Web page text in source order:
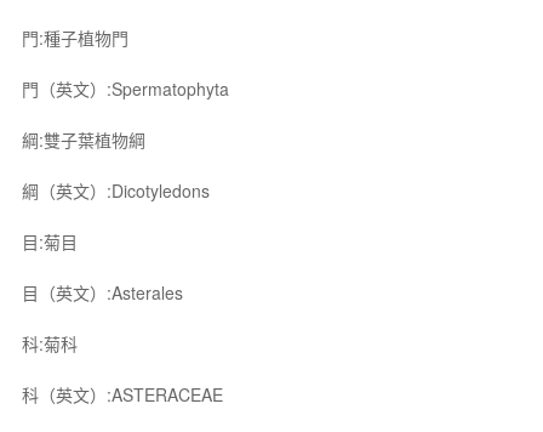
門:種子植物門
門（英文）:Spermatophyta
綱:雙子葉植物綱
綱（英文）:Dicotyledons
目:菊目
目（英文）:Asterales
科:菊科
科（英文）:ASTERACEAE